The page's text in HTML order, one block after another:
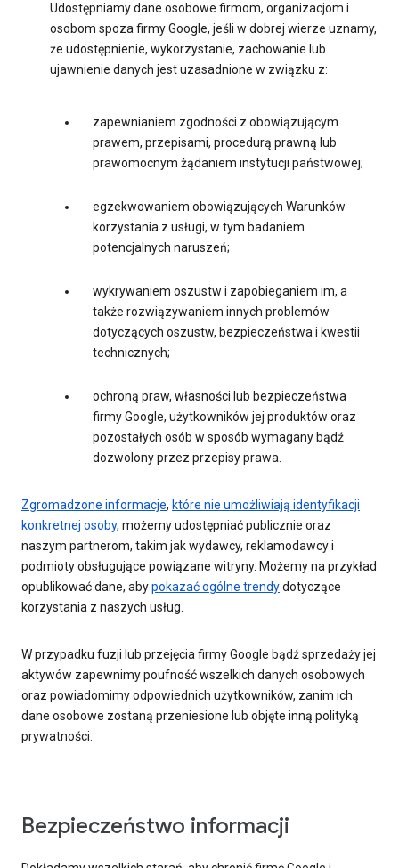
Udostępniamy dane osobowe firmom, organizacjom i
osobom spoza firmy Google, jeśli w dobrej wierze uznamy,
że udostępnienie, wykorzystanie, zachowanie lub
ujawnienie danych jest uzasadnione w związku z:
zapewnianiem zgodności z obowiązującym
prawem, przepisami, procedurą prawną lub
prawomocnym żądaniem instytucji państwowej;
egzekwowaniem obowiązujących Warunków
korzystania z usługi, w tym badaniem
potencjalnych naruszeń;
wykrywaniem oszustw i zapobieganiem im, a
także rozwiązywaniem innych problemów
dotyczących oszustw, bezpieczeństwa i kwestii
technicznych;
ochroną praw, własności lub bezpieczeństwa
firmy Google, użytkowników jej produktów oraz
pozostałych osób w sposób wymagany bądź
dozwolony przez przepisy prawa.
Zgromadzone informacje, które nie umożliwiają identyfikacji
konkretnej osoby, możemy udostępniać publicznie oraz
naszym partnerom, takim jak wydawcy, reklamodawcy i
podmioty obsługujące powiązane witryny. Możemy na przykład
opublikować dane, abypokazać ogólne trendydotyczące
korzystania z naszych usług.
W przypadku fuzji lub przejęcia firmy Google bądź sprzedaży jej
aktywów zapewnimy poufność wszelkich danych osobowych
oraz powiadomimy odpowiednich użytkowników, zanim ich
dane osobowe zostaną przeniesione lub objęte inną polityką
prywatności.
Bezpieczeństwo informacji